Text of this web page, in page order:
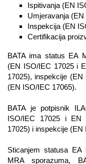
Ispitivanja (EN
Umjeravanja
Inspekcija (EN
Certifikacija
BATA ima status EA
(EN ISO/IEC 17025 i
17025), inspekcije
(EN ISO/IEC 17065).
BATA je potpisnik
ISO/IEC 17025 i EN
17025) i inspekcije (EN
Sticanjem statusa EA
MRA sporazuma,